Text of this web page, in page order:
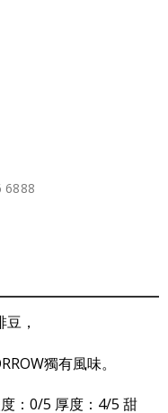
6888
，
獨有風味。
：0/5 厚度：4/5 甜